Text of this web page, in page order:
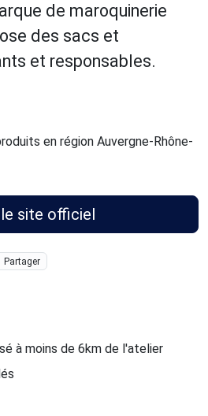
de maroquinerie
des sacs et
et responsables.
en région Auvergne-Rhône-
site officiel
Partager
à moins de 6km de l'atelier